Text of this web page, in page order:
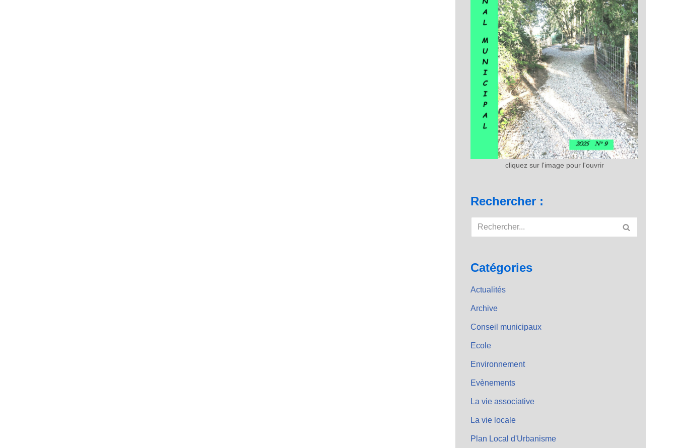
cliquez sur l'image pour l'ouvrir
Rechercher :
Catégories
Actualités
Archive
Conseil municipaux
Ecole
Environnement
Evènements
La vie associative
La vie locale
Plan Local d'Urbanisme